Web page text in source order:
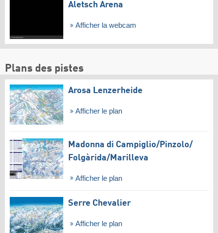
Aletsch Arena
Afficher la webcam
Plans des pistes
Arosa Lenzerheide
Afficher le plan
Madonna di Campiglio/​Pinzolo/​
Folgàrida/​Marilleva
Afficher le plan
Serre Chevalier
Afficher le plan